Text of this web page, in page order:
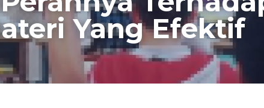
Yang Efektif